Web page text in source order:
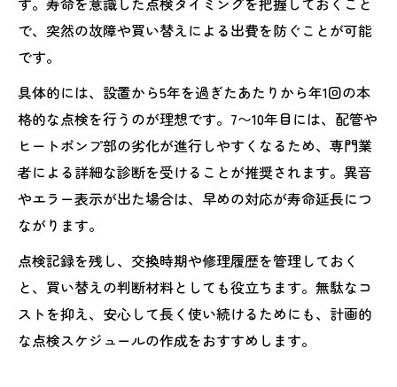
で、突然の故障や買い替えによる出費を防ぐことが可能
です。
具体的には、設置から5年を過ぎたあたりから年1回の本
格的な点検を行うのが理想です。7〜10年目には、配管や
ヒートポンプ部の劣化が進行しやすくなるため、専門業
者による詳細な診断を受けることが推奨されます。異音
やエラー表示が出た場合は、早めの対応が寿命延長につ
ながります。
点検記録を残し、交換時期や修理履歴を管理しておく
と、買い替えの判断材料としても役立ちます。無駄なコ
ストを抑え、安心して長く使い続けるためにも、計画的
な点検スケジュールの作成をおすすめします。